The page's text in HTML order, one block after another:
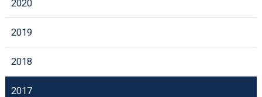
2020
2019
2018
2017